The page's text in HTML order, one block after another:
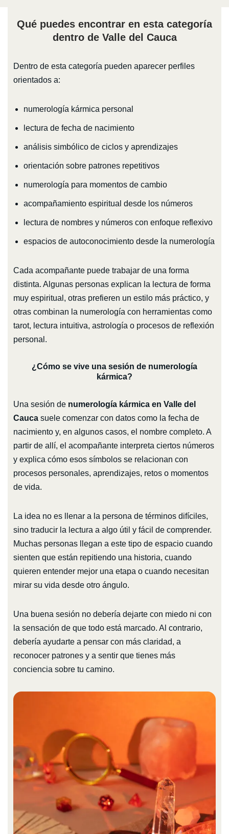
Qué puedes encontrar en esta categoría
dentro de Valle del Cauca
Dentro de esta categoría pueden aparecer perfiles
orientados a:
numerología kármica personal
lectura de fecha de nacimiento
análisis simbólico de ciclos y aprendizajes
orientación sobre patrones repetitivos
numerología para momentos de cambio
acompañamiento espiritual desde los números
lectura de nombres y números con enfoque reflexivo
espacios de autoconocimiento desde la numerología
Cada acompañante puede trabajar de una forma
distinta. Algunas personas explican la lectura de forma
muy espiritual, otras prefieren un estilo más práctico, y
otras combinan la numerología con herramientas como
tarot, lectura intuitiva, astrología o procesos de reflexión
personal.
¿Cómo se vive una sesión de numerología
kármica?
Una sesión de numerología kármica en Valle del
Caucasuele comenzar con datos como la fecha de
nacimiento y, en algunos casos, el nombre completo. A
partir de allí, el acompañante interpreta ciertos números
y explica cómo esos símbolos se relacionan con
procesos personales, aprendizajes, retos o momentos
de vida.
La idea no es llenar a la persona de términos difíciles,
sino traducir la lectura a algo útil y fácil de comprender.
Muchas personas llegan a este tipo de espacio cuando
sienten que están repitiendo una historia, cuando
quieren entender mejor una etapa o cuando necesitan
mirar su vida desde otro ángulo.
Una buena sesión no debería dejarte con miedo ni con
la sensación de que todo está marcado. Al contrario,
debería ayudarte a pensar con más claridad, a
reconocer patrones y a sentir que tienes más
conciencia sobre tu camino.